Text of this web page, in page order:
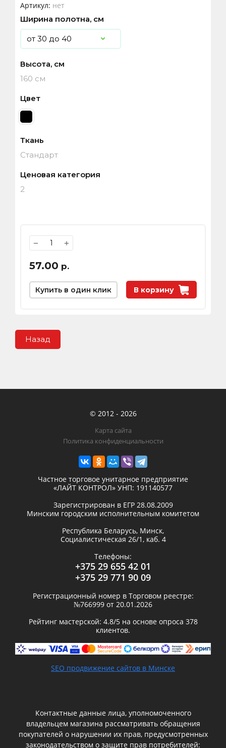
Артикул: нет
Ширина полотна, см
Высота, см
160 см
Цвет
Ткань
Стандарт
Ценовая категория
2
− +
57.00 р.
В корзину
Купить в один клик
Назад
© 2012 - 2026
Карта сайта
Политика конфиденциальности
Частное торговое унитарное предприятие
«ЛАЙТ КОНТРОЛ» УНП: 191140577
Зарегистрирован в ЕГР 28.08.2009
Минским городским исполнительным комитетом
Республика Беларусь, Минск,
Социалистическая 26/1, каб. 4
Телефоны:
+375 29 655 42 01
+375 29 771 90 09
Регистрационный номер в Торговом реестре:
№766999 от 20.01.2026
Рейтинг мастерской: 4.8/5 на основе опроса 378
клиентов.
SEO продвижение сайтов в Минске
Контактные данные лица, уполномоченного
владельцем магазина рассматривать обращения
покупателей о нарушении их прав, предусмотренных
законодательством о защите прав потребителей: